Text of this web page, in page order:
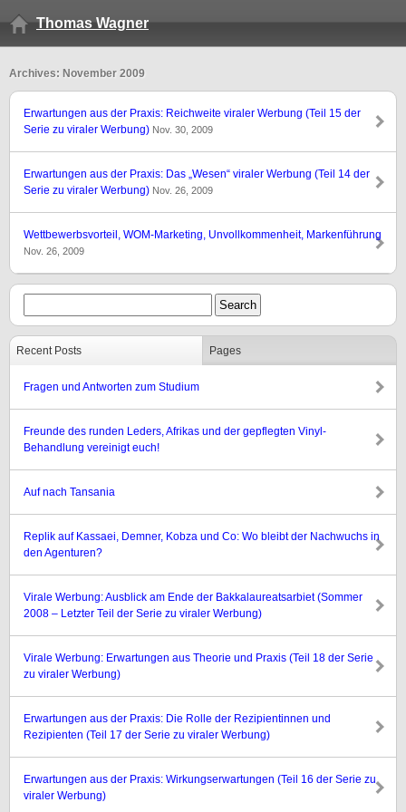
Thomas Wagner
Archives: November 2009
Erwartungen aus der Praxis: Reichweite viraler Werbung (Teil 15 der
Serie zu viraler Werbung) Nov. 30, 2009
Erwartungen aus der Praxis: Das „Wesen“ viraler Werbung (Teil 14 der
Serie zu viraler Werbung) Nov. 26, 2009
Wettbewerbsvorteil, WOM-Marketing, Unvollkommenheit, Markenführung
Nov. 26, 2009
Recent Posts Pages
Fragen und Antworten zum Studium
Freunde des runden Leders, Afrikas und der gepflegten Vinyl-
Behandlung vereinigt euch!
Auf nach Tansania
Replik auf Kassaei, Demner, Kobza und Co: Wo bleibt der Nachwuchs in
den Agenturen?
Virale Werbung: Ausblick am Ende der Bakkalaureatsarbiet (Sommer
2008 – Letzter Teil der Serie zu viraler Werbung)
Virale Werbung: Erwartungen aus Theorie und Praxis (Teil 18 der Serie
zu viraler Werbung)
Erwartungen aus der Praxis: Die Rolle der Rezipientinnen und
Rezipienten (Teil 17 der Serie zu viraler Werbung)
Erwartungen aus der Praxis: Wirkungserwartungen (Teil 16 der Serie zu
viraler Werbung)